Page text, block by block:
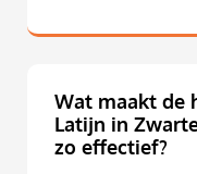
Wat maakt de
Latijn in
zo effectief?